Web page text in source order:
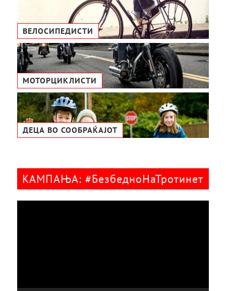
ВЕЛОСИПЕДИСТИ
МОТОРЦИКЛИСТИ
ДЕЦА ВО СООБРАЌАЈОТ
КАМПАЊА: #БезбедноНаТротинет